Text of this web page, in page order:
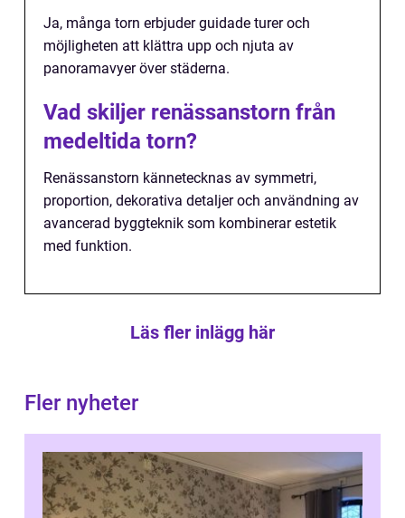
Ja, många torn erbjuder guidade turer och
möjligheten att klättra upp och njuta av
panoramavyer över städerna.
Vad skiljer renässanstorn från
medeltida torn?
Renässanstorn kännetecknas av symmetri,
proportion, dekorativa detaljer och användning av
avancerad byggteknik som kombinerar estetik
med funktion.
Läs fler inlägg här
Fler nyheter